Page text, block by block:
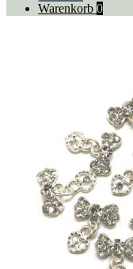
Warenkorb 0